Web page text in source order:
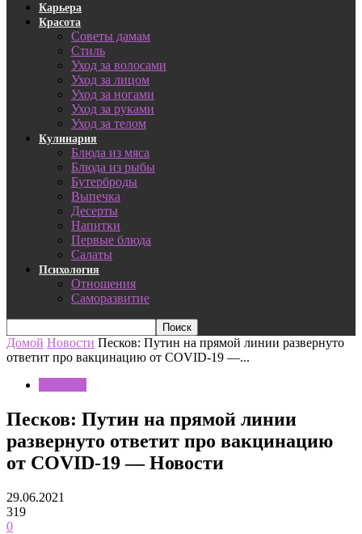
Карьера
Красота
Советы дамам
Стиль
Уход за волосами
Уход за лицом
Уход за ногами
Уход за руками
Уход за телом
Кулинария
Блюда из мяса
Блюда из рыбы
Бутерброды
Выпечка
Десерты
Напитки
Первые блюда
Салаты
Психология
Отношения
Саморазвитие
Домой Новости Песков: Путин на прямой линии развернуто
ответит про вакцинацию от COVID-19 —...
Песков: Путин на прямой линии
развернуто ответит про вакцинацию
от COVID-19 — Новости
29.06.2021
319
0